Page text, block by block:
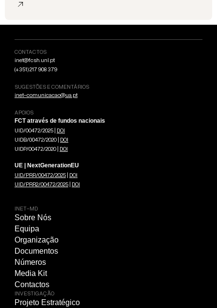
CONTACTOS
inet@fcsh.unl.pt
(+351) 217 908 379
SUGESTÕES E COMENTÁRIOS
inet-comunicacao@ua.pt
APOIOS
FCT através de fundos nacionais
UID/00472/2025 | DOI
UIDB/00472/2020 | DOI
UIDP/00472/2020 | DOI
UE | NextGenerationEU
UID/PRR/00472/2025 | DOI
UID/PRR2/00472/2025 | DOI
INET-MD
Sobre Nós
Equipa
Organização
Documentos
Números
Media Kit
Contactos
INVESTIGAÇÃO
Projeto Estratégico